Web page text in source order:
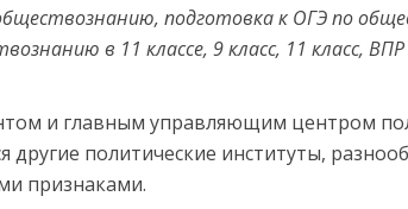
подготовка к ОГЭ по
в 11 классе, 9 класс, 11 класс,
и главным управляющим центром
политические инсти­туты,
признаками.